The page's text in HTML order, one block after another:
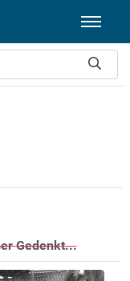
Gedenkt...